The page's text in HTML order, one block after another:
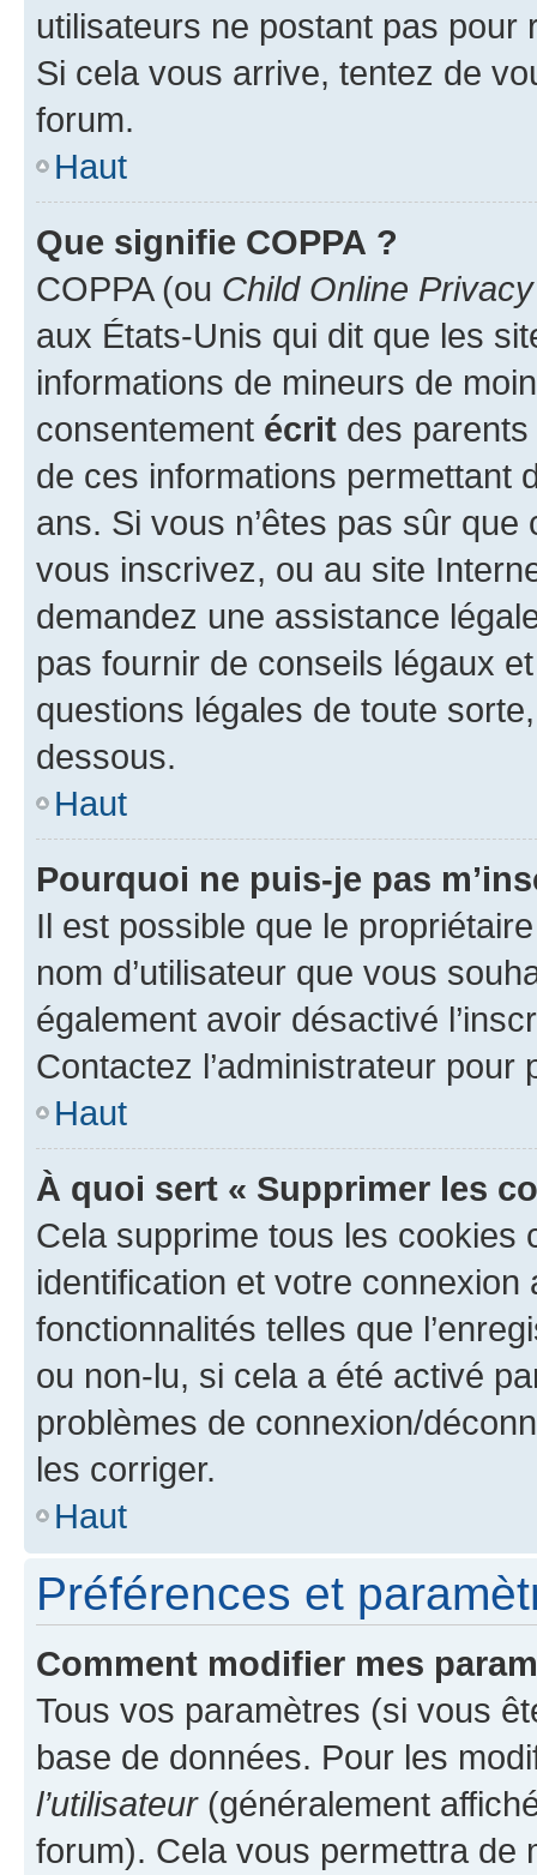
utilisateurs ne postant pas pour
Si cela vous arrive, tentez de
forum.
Haut
Que signifie COPPA ?
COPPA (ou Child Online
aux États-Unis qui dit que les
informations de mineurs de
consentement écrit des parents
de ces informations permettant
ans. Si vous n’êtes pas sûr
vous inscrivez, ou au site
demandez une assistance
pas fournir de conseils légaux
questions légales de toute
dessous.
Haut
Pourquoi ne puis-je pas
Il est possible que le
nom d’utilisateur que vous
également avoir désactivé
Contactez l’administrateur
Haut
À quoi sert « Supprimer les
Cela supprime tous les cookies
identification et votre
fonctionnalités telles que
ou non-lu, si cela a été activé
problèmes de connexion/
les corriger.
Haut
Préférences et
Comment modifier mes
Tous vos paramètres (si vous
base de données. Pour les
l’utilisateur(généralement
forum). Cela vous permettra de